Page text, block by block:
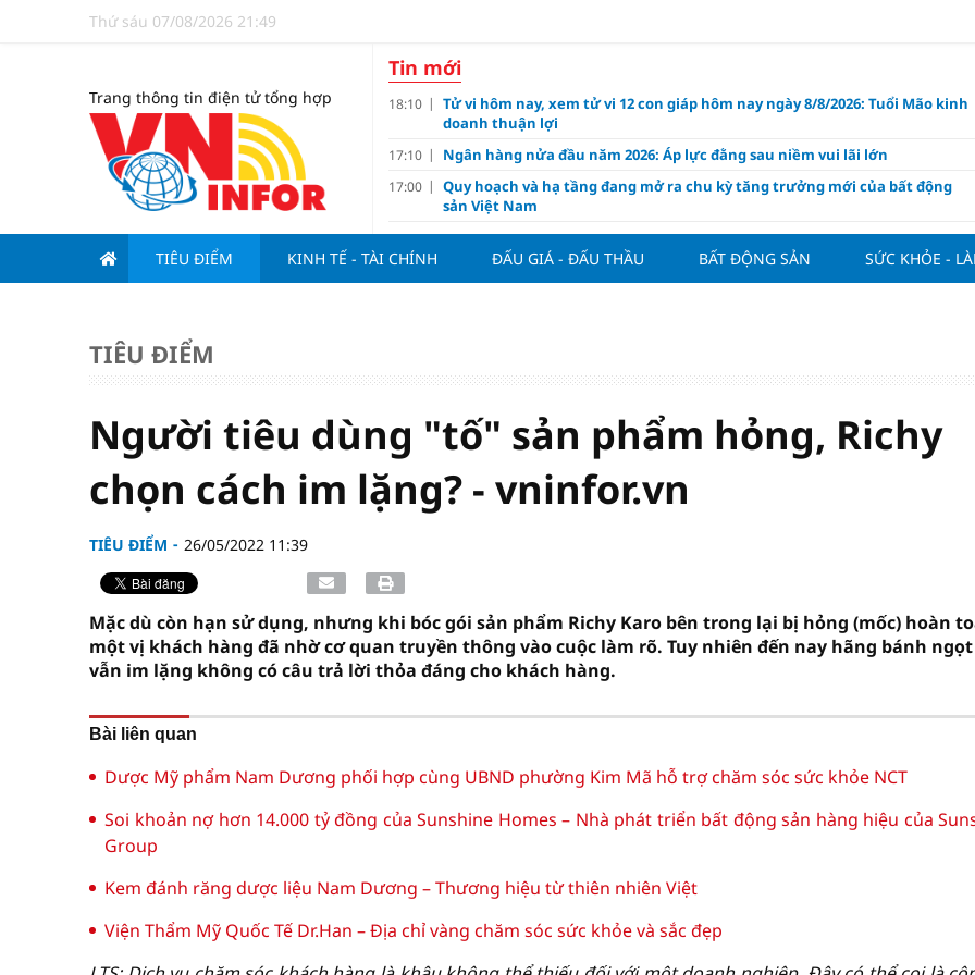
Thứ sáu 07/08/2026 21:49
Trang thông tin điện tử tổng hợp
Tin mới
18:10
Tử vi hôm nay, xem tử vi 12 con giáp hôm nay ngày 8/8/2026: Tuổi Mão kinh
doanh thuận lợi
17:10 Ngân hàng nửa đầu năm 2026: Áp lực đằng sau niềm vui lãi lớn
17:00
Quy hoạch và hạ tầng đang mở ra chu kỳ tăng trưởng mới của bất động
sản Việt Nam
15:13
Đề xuất giảm 30% thuế cho hộ, cá nhân kinh doanh, doanh nghiệp thu
dưới 10 tỷ đồng
15:10 Giá vàng hôm nay 7/8: Thị trường lặng sóng
11:02
Thương vụ Rodri mở đường cho Man Utd sở hữu tiền vệ báu vật của
11:00 Ba thách thức đối với tham vọng công nghệ của Đông Nam Á
triệu đồng/m2
TIÊU ĐIỂM KINH TẾ - TÀI CHÍNH ĐẤU GIÁ - ĐẤU THẦU BẤT ĐỘNG SẢN SỨC KHỎE -
TIÊU ĐIỂM
Người tiêu dùng "tố" sản phẩm hỏng, Richy
chọn cách im lặng? - vninfor.vn
TIÊU ĐIỂM 26/05/2022 11:39
Mặc dù còn hạn sử dụng, nhưng khi bóc gói sản phẩm Richy Karo bên trong lại bị hỏng (mốc) hoàn
một vị khách hàng đã nhờ cơ quan truyền thông vào cuộc làm rõ. Tuy nhiên đến nay hãng bánh
vẫn im lặng không có câu trả lời thỏa đáng cho khách hàng.
Bài liên quan
Dược Mỹ phẩm Nam Dương phối hợp cùng UBND phường Kim Mã hỗ trợ chăm sóc sức khỏe NCT
Soi khoản nợ hơn 14.000 tỷ đồng của Sunshine Homes – Nhà phát triển bất động sản hàng hiệu của
Group
Kem đánh răng dược liệu Nam Dương – Thương hiệu từ thiên nhiên Việt
Viện Thẩm Mỹ Quốc Tế Dr.Han – Địa chỉ vàng chăm sóc sức khỏe và sắc đẹp